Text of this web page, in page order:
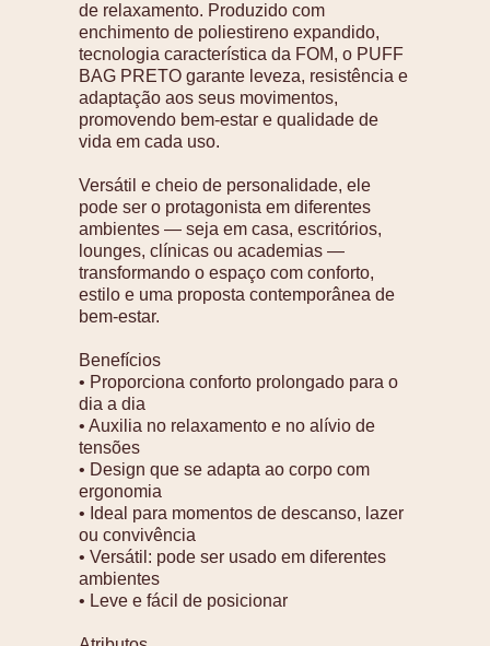
de relaxamento. Produzido com
enchimento de poliestireno expandido,
tecnologia característica da FOM, o PUFF
BAG PRETO garante leveza, resistência e
adaptação aos seus movimentos,
promovendo bem-estar e qualidade de
vida em cada uso.
Versátil e cheio de personalidade, ele
pode ser o protagonista em diferentes
ambientes — seja em casa, escritórios,
lounges, clínicas ou academias —
transformando o espaço com conforto,
estilo e uma proposta contemporânea de
bem-estar.
Benefícios
• Proporciona conforto prolongado para o
dia a dia
• Auxilia no relaxamento e no alívio de
tensões
• Design que se adapta ao corpo com
ergonomia
• Ideal para momentos de descanso, lazer
ou convivência
• Versátil: pode ser usado em diferentes
ambientes
• Leve e fácil de posicionar